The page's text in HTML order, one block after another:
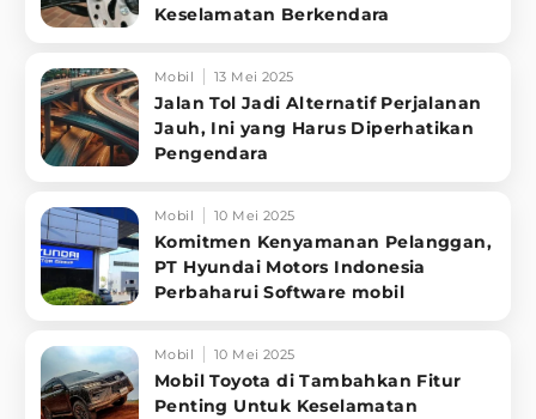
Keselamatan Berkendara
Mobil 13 Mei 2025
Jalan Tol Jadi Alternatif Perjalanan
Jauh, Ini yang Harus Diperhatikan
Pengendara
Mobil 10 Mei 2025
Komitmen Kenyamanan Pelanggan,
PT Hyundai Motors Indonesia
Perbaharui Software mobil
Mobil 10 Mei 2025
Mobil Toyota di Tambahkan Fitur
Penting Untuk Keselamatan